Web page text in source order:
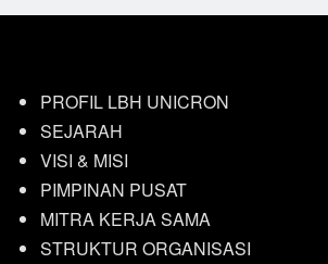
PROFIL LBH UNICRON
SEJARAH
VISI & MISI
PIMPINAN PUSAT
MITRA KERJA SAMA
STRUKTUR ORGANISASI